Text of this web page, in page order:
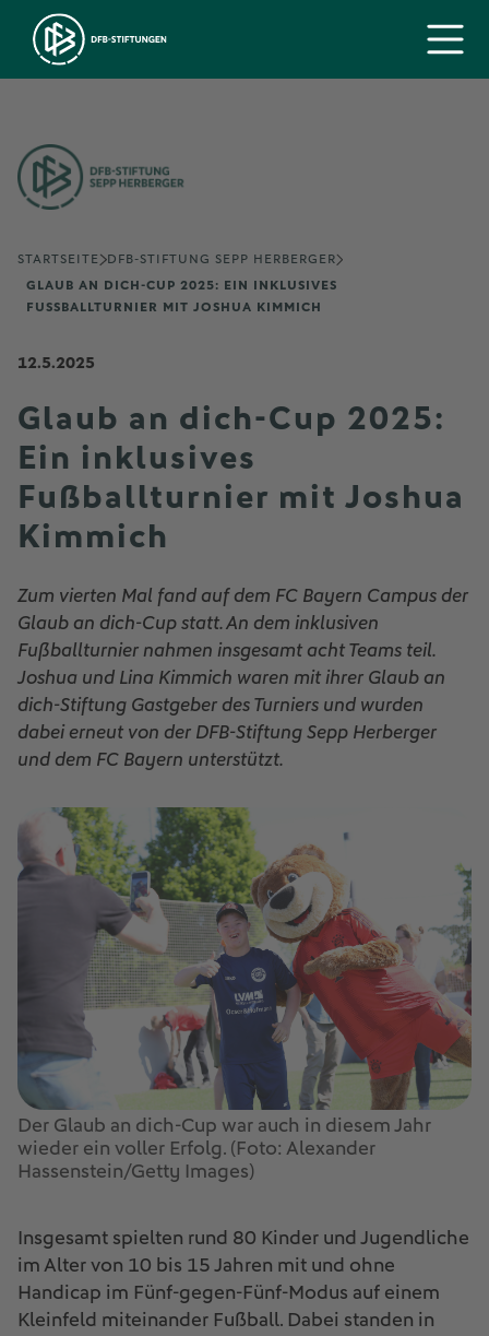
STARTSEITE
DFB-STIFTUNG SEPP HERBERGER
GLAUB AN DICH-CUP 2025: EIN INKLUSIVES
FUSSBALLTURNIER MIT JOSHUA KIMMICH
12.5.2025
Glaub an dich-Cup 2025:
Ein inklusives
Fußballturnier mit Joshua
Kimmich
Zum vierten Mal fand auf dem FC Bayern Campus der
Glaub an dich-Cup statt. An dem inklusiven
Fußballturnier nahmen insgesamt acht Teams teil.
Joshua und Lina Kimmich waren mit ihrer Glaub an
dich-Stiftung Gastgeber des Turniers und wurden
dabei erneut von der DFB-Stiftung Sepp Herberger
und dem FC Bayern unterstützt.
Der Glaub an dich-Cup war auch in diesem Jahr
wieder ein voller Erfolg. (Foto: Alexander
Hassenstein/Getty Images)
Insgesamt spielten rund 80 Kinder und Jugendliche
im Alter von 10 bis 15 Jahren mit und ohne
Handicap im Fünf-gegen-Fünf-Modus auf einem
Kleinfeld miteinander Fußball. Dabei standen in